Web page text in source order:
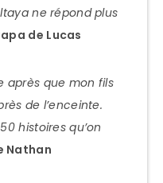
ne répond plus
de Lucas
après que mon fils
de l’enceinte.
histoires qu’on
Nathan